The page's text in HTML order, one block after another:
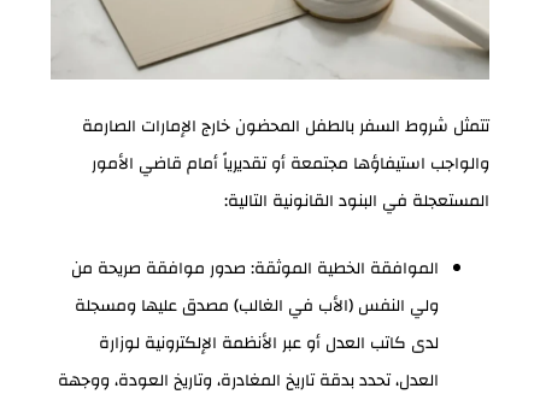
تتمثل شروط السفر بالطفل المحضون خارج الإمارات الصارمة
والواجب استيفاؤها مجتمعة أو تقديرياً أمام قاضي الأمور
المستعجلة في البنود القانونية التالية:
الموافقة الخطية الموثقة: صدور موافقة صريحة من
ولي النفس (الأب في الغالب) مصدق عليها ومسجلة
لدى كاتب العدل أو عبر الأنظمة الإلكترونية لوزارة
العدل، تحدد بدقة تاريخ المغادرة، وتاريخ العودة، ووجهة